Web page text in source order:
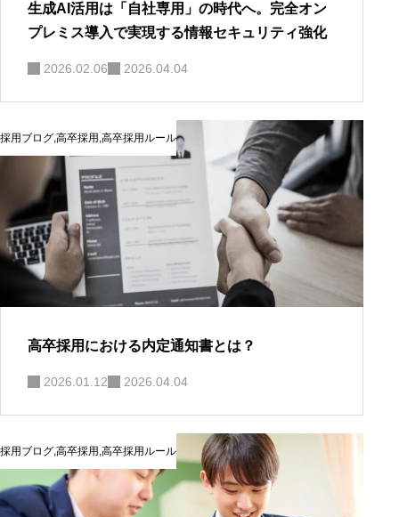
生成AI活用は「自社専用」の時代へ。完全オン
プレミス導入で実現する情報セキュリティ強化
2026.02.06 2026.04.04
採用ブログ 高卒採用 高卒採用ルール
高卒採用における内定通知書とは？
2026.01.12 2026.04.04
採用ブログ 高卒採用 高卒採用ルール